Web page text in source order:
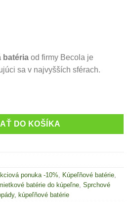
batéria od firmy Becola je
sa v najvyšších sférach.
batéria Becola – LT2
DO KOŠÍKA
ponuka -10%, Kúpeľňové batérie,
batérie do kúpeľne, Sprchové
kúpeľňové batérie